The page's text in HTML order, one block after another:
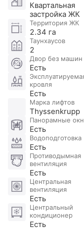
премиальные
рестораны, кафе.
​​​​​​​Участник
Квартальная
застройка ЖК
Территория ЖК
2.34 га
Таунхаусов
2
Двор без машин
Есть
кровля
Есть
Марка лифтов
Thyssenkrupp
Панорамные
Есть
Водоподготовка
Есть
Противодымная
вентиляция
Есть
Центральная
вентиляция
Есть
Центральный
кондиционер
Есть